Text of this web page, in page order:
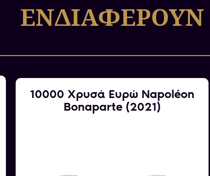
ΕΝΔΙΑΦΕΡΟΥΝ
10000 Χρυσά Ευρώ Napoléon
Bonaparte (2021)